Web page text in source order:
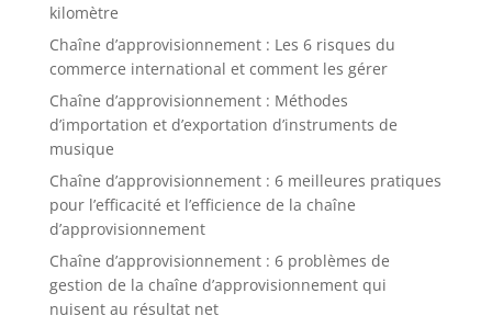
kilomètre
Chaîne d’approvisionnement : Les 6 risques du
commerce international et comment les gérer
Chaîne d’approvisionnement : Méthodes
d’importation et d’exportation d’instruments de
musique
Chaîne d’approvisionnement : 6 meilleures pratiques
pour l’efficacité et l’efficience de la chaîne
d’approvisionnement
Chaîne d’approvisionnement : 6 problèmes de
gestion de la chaîne d’approvisionnement qui
nuisent au résultat net